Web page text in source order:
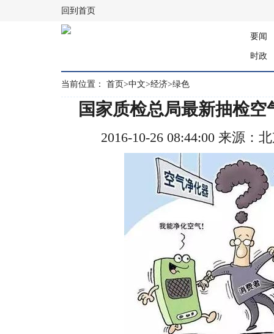
回到首页
要闻
时政
当前位置： 首页>中文>经济>绿色
国家质检总局最新抽检
2016-10-26 08:44:00 来源：